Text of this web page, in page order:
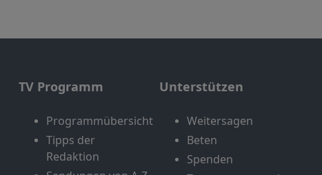
TV Programm
Programmübersicht
Tipps der
Redaktion
Unterstützen
Weitersagen
Beten
Spenden